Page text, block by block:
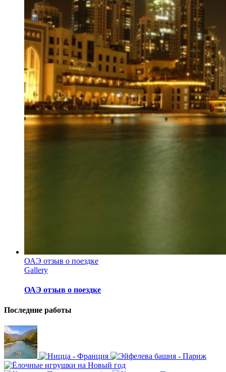
ОАЭ отзыв о поездке
Gallery
ОАЭ отзыв о поездке
Последние работы